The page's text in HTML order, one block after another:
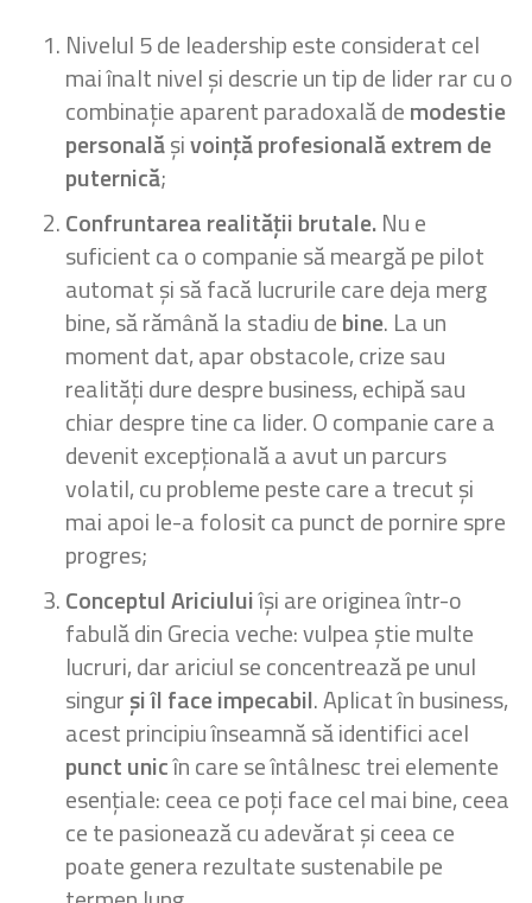
Nivelul 5 de leadership este considerat cel
mai înalt nivel și descrie un tip de lider rar cu o
combinație aparent paradoxalădemodestie
personalășivoință profesională extrem de
puternică;
Confruntarea realității brutale.Nu e
suficient ca o companie să meargă pe pilot
automat și să facă lucrurile care deja merg
bine, să rămână la stadiu debine. La un
moment dat, apar obstacole, crize sau
realități dure despre business, echipă sau
chiar despre tine ca lider. O companie care a
devenit excepțională a avut un parcurs
volatil, cu probleme peste care a trecut și
mai apoi le-a folosit ca punct de pornire spre
progres;
Conceptul Ariciuluiîși are originea într-o
fabulă din Grecia veche: vulpea știe multe
lucruri, dar ariciul se concentrează pe unul
singurși îl face impecabil. Aplicat în business,
acest principiu înseamnă să identifici acel
punct unicîn care se întâlnesc trei elemente
esențiale: ceea ce poți face cel mai bine, ceea
ce te pasionează cu adevărat și ceea ce
poate genera rezultate sustenabile pe